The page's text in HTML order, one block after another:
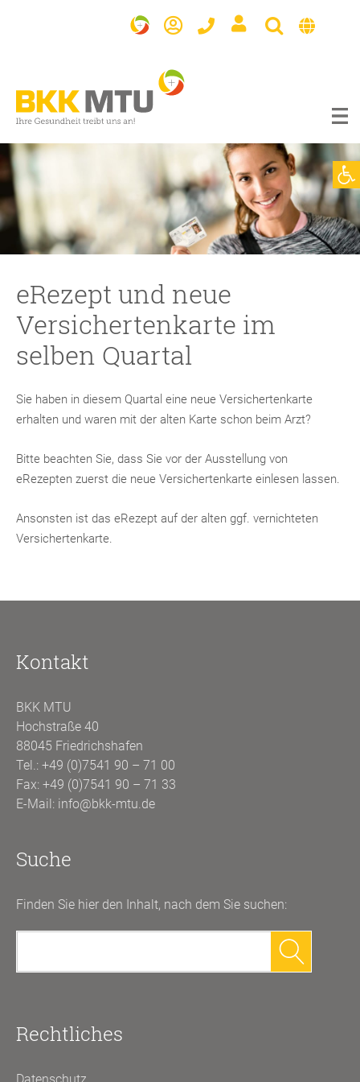
MTU
eRezept und neue
Versichertenkarte im
selben Quartal
Sie haben in diesem Quartal eine neue Versichertenkarte
erhalten und waren mit der alten Karte schon beim Arzt?
Bitte beachten Sie, dass Sie vor der Ausstellung von
eRezepten zuerst die neue Versichertenkarte einlesen lassen.
Ansonsten ist das eRezept auf der alten ggf. vernichteten
Versichertenkarte.
Kontakt
BKK MTU
Hochstraße 40
88045 Friedrichshafen
Tel.: +49 (0)7541 90 – 71 00
Fax: +49 (0)7541 90 – 71 33
E-Mail: info@bkk-mtu.de
Suche
Finden Sie hier den Inhalt, nach dem Sie suchen:
Suchen
Rechtliches